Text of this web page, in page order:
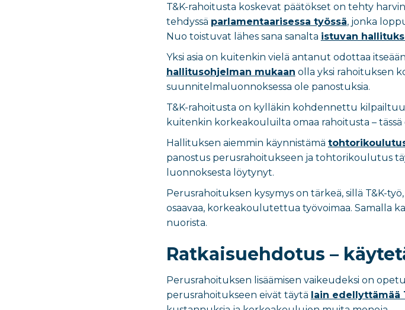
T&K-rahoitusta koskevat päätökset on tehty
tehdyssä parlamentaarisessa työssä, jonka
Nuo toistuvat lähes sana sanalta istuvan
Yksi asia on kuitenkin vielä antanut odottaa
hallitusohjelman mukaan olla yksi rahoituksen
suunnitelmaluonnoksessa ole panostuksia.
T&K-rahoitusta on kylläkin kohdennettu
kuitenkin korkeakouluilta omaa rahoitusta –
Hallituksen aiemmin käynnistämä
panostus perusrahoitukseen ja tohtorikoulutus
luonnoksesta löytynyt.
Perusrahoituksen kysymys on tärkeä, sillä T&K-
osaavaa, korkeakoulutettua työvoimaa. Samalla
nuorista.
Ratkaisuehdotus –
Perusrahoituksen lisäämisen vaikeudeksi on
perusrahoitukseen eivät täytä lain edellyttämää